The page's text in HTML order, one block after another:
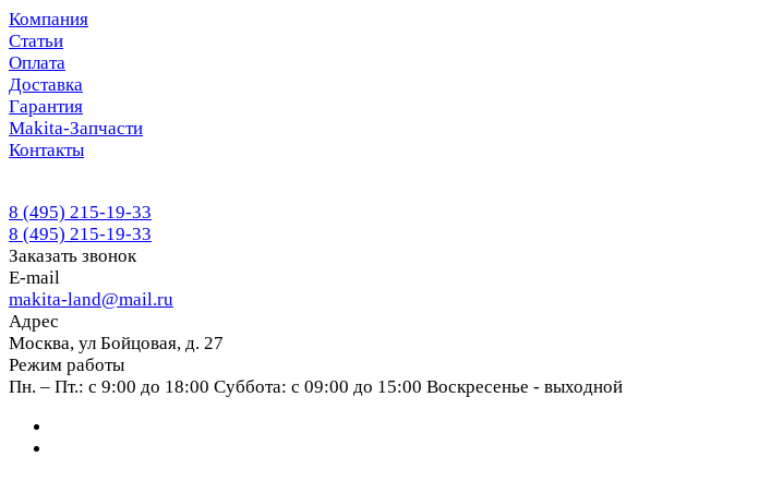
Компания
Статьи
Оплата
Доставка
Гарантия
Makita-Запчасти
Контакты
8 (495) 215-19-33
8 (495) 215-19-33
Заказать звонок
E-mail
makita-land@mail.ru
Адрес
Москва, ул Бойцовая, д. 27
Режим работы
Пн. – Пт.: с 9:00 до 18:00 Суббота: с 09:00 до 15:00 Воскресенье - выходной